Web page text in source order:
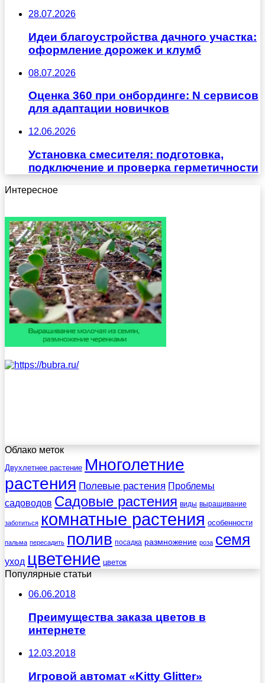
28.07.2026
Идеи благоустройства дачного участка:
оформление дорожек и клумб
08.07.2026
Оценка 360 при онбординге: N сервисов
для адаптации новичков
12.06.2026
Установка смесителя: подготовка,
подключение и проверка герметичности
Интересное
Облако меток
Двухлетнее растение Многолетние
растения Полевые растения Проблемы
садоводов Садовые растения виды выращивание
заботиться комнатные растения особенности
пальма пересадить полив посадка размножение роза семя
уход цветение цветок
Популярные статьи
06.06.2018
Преимущества заказа цветов в
интернете
12.03.2018
Игровой автомат «Kitty Glitter»